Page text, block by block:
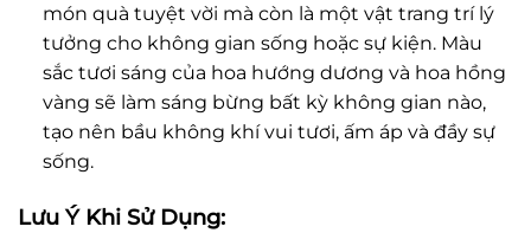
món quà tuyệt vời mà còn là một vật trang trí lý
tưởng cho không gian sống hoặc sự kiện. Màu
sắc tươi sáng của hoa hướng dương và hoa hồng
vàng sẽ làm sáng bừng bất kỳ không gian nào,
tạo nên bầu không khí vui tươi, ấm áp và đầy sự
sống.
Lưu Ý Khi Sử Dụng: